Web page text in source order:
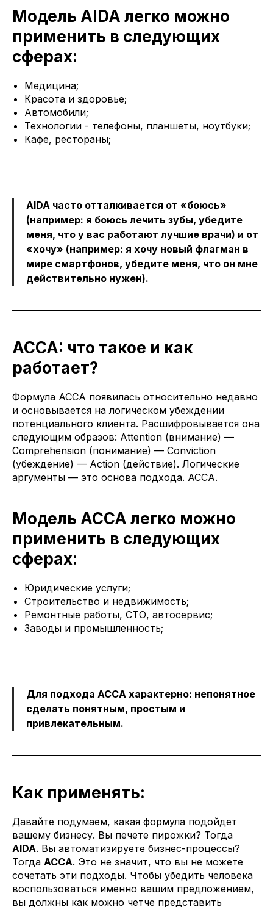
Модель AIDA легко можно
применить в следующих
сферах:
Медицина;
Красота и здоровье;
Автомобили;
Технологии - телефоны, планшеты, ноутбуки;
Кафе, рестораны;
AIDA часто отталкивается от «боюсь»
(например: я боюсь лечить зубы, убедите
меня, что у вас работают лучшие врачи) и от
«хочу» (например: я хочу новый флагман в
мире смартфонов, убедите меня, что он мне
действительно нужен).
ACCA: что такое и как
работает?
Формула ACCA появилась относительно недавно
и основывается на логическом убеждении
потенциального клиента. Расшифровывается она
следующим образов: Attention (внимание) —
Comprehension (понимание) — Conviction
(убеждение) — Action (действие). Логические
аргументы — это основа подхода. ACCA.
Модель ACCA легко можно
применить в следующих
сферах:
Юридические услуги;
Строительство и недвижимость;
Ремонтные работы, СТО, автосервис;
Заводы и промышленность;
Для подхода ACCA характерно: непонятное
сделать понятным, простым и
привлекательным.
Как применять:
Давайте подумаем, какая формула подойдет
вашему бизнесу. Вы печете пирожки? Тогда
AIDA. Вы автоматизируете бизнес-процессы?
Тогда ACCA. Это не значит, что вы не можете
сочетать эти подходы. Чтобы убедить человека
воспользоваться именно вашим предложением,
вы должны как можно четче представить